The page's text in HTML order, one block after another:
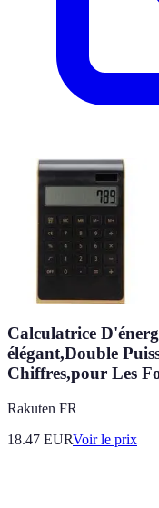
Calculatrice
élégant,Double
Chiffres,pour Les
Rakuten FR
18.47 EURVoir le prix